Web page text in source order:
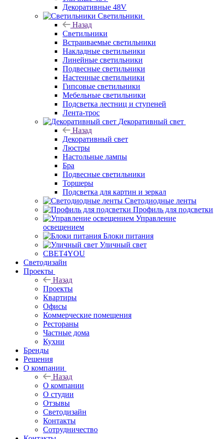
Декоративные 48V
Светильники
Назад
Светильники
Встраиваемые светильники
Накладные светильники
Линейные светильники
Подвесные светильники
Настенные светильники
Гипсовые светильники
Мебельные светильники
Подсветка лестниц и ступеней
Лента-трос
Декоративный свет
Назад
Декоративный свет
Люстры
Настольные лампы
Бра
Подвесные светильники
Торшеры
Подсветка для картин и зеркал
Светодиодные ленты
Профиль для подсветки
Управление
освещением
Блоки питания
Уличный свет
СВЕТ4YOU
Светодизайн
Проекты
Назад
Проекты
Квартиры
Офисы
Коммерческие помещения
Рестораны
Частные дома
Кухни
Бренды
Решения
О компании
Назад
О компании
О студии
Отзывы
Светодизайн
Контакты
Сотрудничество